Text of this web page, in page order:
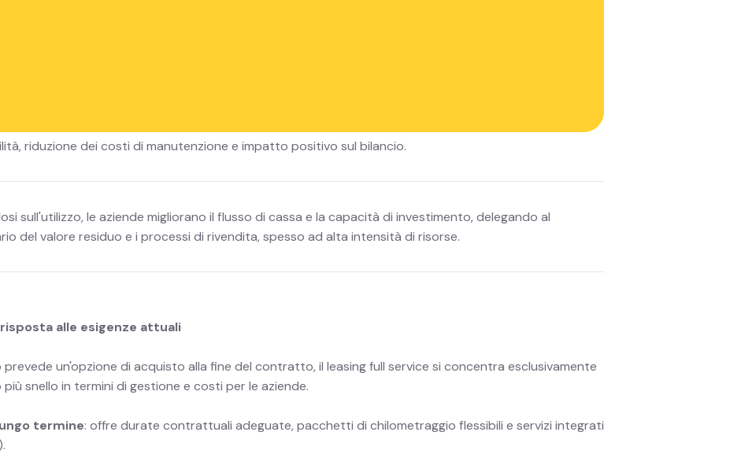
riduzione dei costi di manutenzione e impatto positivo sul bilancio.
sull'utilizzo, le aziende migliorano il flusso di cassa e la capacità di investimento, delegando al
del valore residuo e i processi di rivendita, spesso ad alta intensità di risorse.
alle esigenze attuali
prevede un'opzione di acquisto alla fine del contratto, il leasing full service si concentra esclusivamente
snello in termini di gestione e costi per le aziende.
termine: offre durate contrattuali adeguate, pacchetti di chilometraggio flessibili e servizi integrati